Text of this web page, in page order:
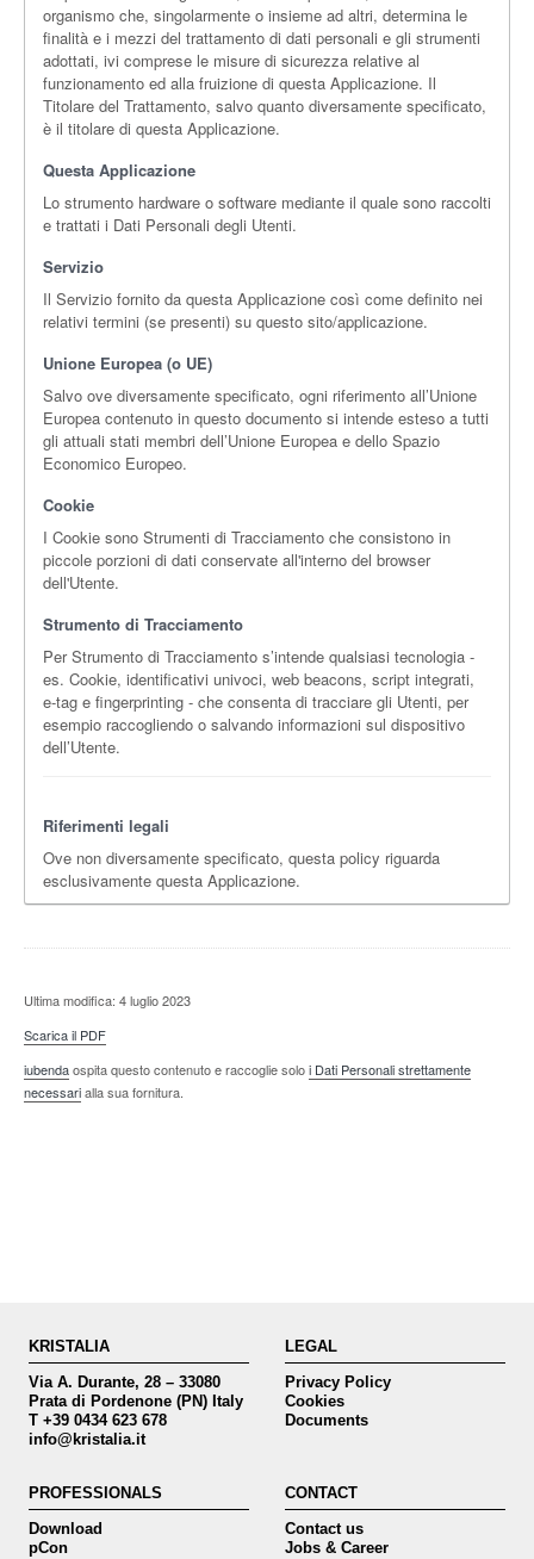
organismo che, singolarmente o insieme ad altri, determina le
finalità e i mezzi del trattamento di dati personali e gli strumenti
adottati, ivi comprese le misure di sicurezza relative al
funzionamento ed alla fruizione di questa Applicazione. Il
Titolare del Trattamento, salvo quanto diversamente specificato,
è il titolare di questa Applicazione.
Questa Applicazione
Lo strumento hardware o software mediante il quale sono raccolti
e trattati i Dati Personali degli Utenti.
Servizio
Il Servizio fornito da questa Applicazione così come definito nei
relativi termini (se presenti) su questo sito/applicazione.
Unione Europea (o UE)
Salvo ove diversamente specificato, ogni riferimento all’Unione
Europea contenuto in questo documento si intende esteso a tutti
gli attuali stati membri dell’Unione Europea e dello Spazio
Economico Europeo.
Cookie
I Cookie sono Strumenti di Tracciamento che consistono in
piccole porzioni di dati conservate all'interno del browser
dell'Utente.
Strumento di Tracciamento
Per Strumento di Tracciamento s’intende qualsiasi tecnologia -
es. Cookie, identificativi univoci, web beacons, script integrati,
e-tag e fingerprinting - che consenta di tracciare gli Utenti, per
esempio raccogliendo o salvando informazioni sul dispositivo
dell’Utente.
Riferimenti legali
Ove non diversamente specificato, questa policy riguarda
esclusivamente questa Applicazione.
Ultima modifica: 4 luglio 2023
Scarica il PDF
iubendaospita questo contenuto e raccoglie soloi Dati Personali strettamente
necessarialla sua fornitura.
KRISTALIA
Via A. Durante, 28 – 33080
Prata di Pordenone (PN) Italy
T +39 0434 623 678
info@kristalia.it
LEGAL
Privacy Policy
Cookies
Documents
PROFESSIONALS
Download
pCon
CONTACT
Contact us
Jobs & Career